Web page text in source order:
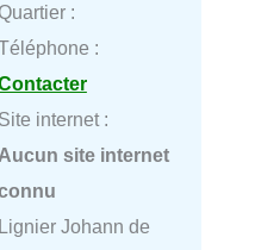
:
:
Site internet :
Aucun site internet
Lignier Johann de